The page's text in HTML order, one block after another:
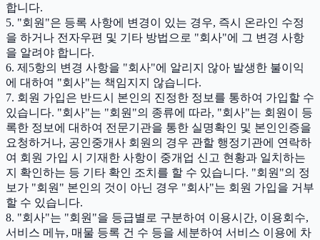
합니다.
5. "회원"은 등록 사항에 변경이 있는 경우, 즉시 온라인 수정
을 하거나 전자우편 및 기타 방법으로 "회사"에 그 변경 사항
을 알려야 합니다.
6. 제5항의 변경 사항을 "회사"에 알리지 않아 발생한 불이익
에 대하여 "회사"는 책임지지 않습니다.
7. 회원 가입은 반드시 본인의 진정한 정보를 통하여 가입할 수
있습니다. "회사"는 "회원"의 종류에 따라, "회사"는 회원이 등
록한 정보에 대하여 전문기관을 통한 실명확인 및 본인인증을
요청하거나, 공인중개사 회원의 경우 관할 행정기관에 연락하
여 회원 가입 시 기재한 사항이 중개업 신고 현황과 일치하는
지 확인하는 등 기타 확인 조치를 할 수 있습니다. "회원"의 정
보가 "회원" 본인의 것이 아닌 경우 "회사"는 회원 가입을 거부
할 수 있습니다.
8. "회사"는 "회원"을 등급별로 구분하여 이용시간, 이용회수,
서비스 메뉴, 매물 등록 건 수 등을 세분하여 서비스 이용에 차